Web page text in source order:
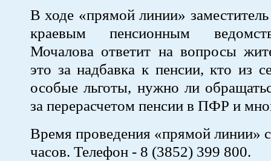
В ходе «прямой линии»
краевым пенсионным
Мочалова ответит на вопросы
это за надбавка к пенсии, кто из
особые льготы, нужно ли
за перерасчетом пенсии в ПФР и
Время проведения «прямой линии»
часов. Телефон - 8 (3852) 399 800.